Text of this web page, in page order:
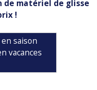
de matériel de glisse
!
en saison
vacances